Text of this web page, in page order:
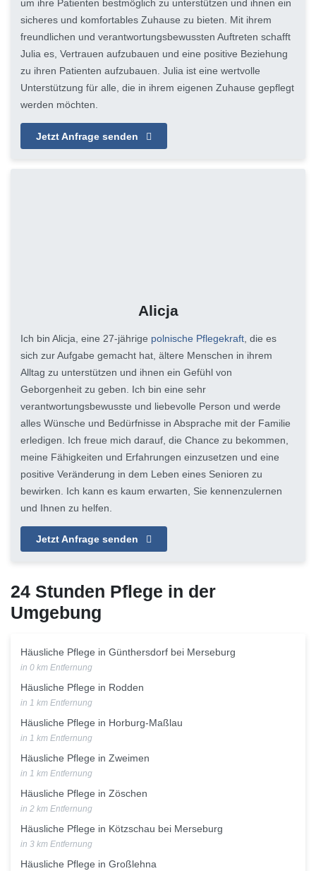
um ihre Patienten bestmöglich zu unterstützen und ihnen ein
sicheres und komfortables Zuhause zu bieten. Mit ihrem
freundlichen und verantwortungsbewussten Auftreten schafft
Julia es, Vertrauen aufzubauen und eine positive Beziehung
zu ihren Patienten aufzubauen. Julia ist eine wertvolle
Unterstützung für alle, die in ihrem eigenen Zuhause gepflegt
werden möchten.
Jetzt Anfrage senden
Alicja
Ich bin Alicja, eine 27-jährige polnische Pflegekraft , die es
sich zur Aufgabe gemacht hat, ältere Menschen in ihrem
Alltag zu unterstützen und ihnen ein Gefühl von
Geborgenheit zu geben. Ich bin eine sehr
verantwortungsbewusste und liebevolle Person und werde
alles Wünsche und Bedürfnisse in Absprache mit der Familie
erledigen. Ich freue mich darauf, die Chance zu bekommen,
meine Fähigkeiten und Erfahrungen einzusetzen und eine
positive Veränderung in dem Leben eines Senioren zu
bewirken. Ich kann es kaum erwarten, Sie kennenzulernen
und Ihnen zu helfen.
Jetzt Anfrage senden
24 Stunden Pflege in der
Umgebung
Häusliche Pflege in Günthersdorf bei Merseburg
in 0 km Entfernung
Häusliche Pflege in Rodden
in 1 km Entfernung
Häusliche Pflege in Horburg-Maßlau
in 1 km Entfernung
Häusliche Pflege in Zweimen
in 1 km Entfernung
Häusliche Pflege in Zöschen
in 2 km Entfernung
Häusliche Pflege in Kötzschau bei Merseburg
in 3 km Entfernung
Häusliche Pflege in Großlehna